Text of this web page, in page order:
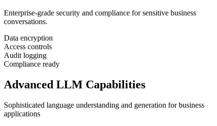
Enterprise-grade security and compliance for sensitive business
conversations.
Data encryption
Access controls
Audit logging
Compliance ready
Advanced LLM Capabilities
Sophisticated language understanding and generation for business
applications